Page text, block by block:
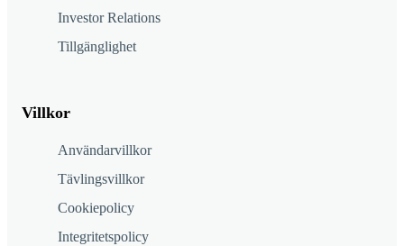
Investor Relations
Tillgänglighet
Villkor
Användarvillkor
Tävlingsvillkor
Cookiepolicy
Integritetspolicy